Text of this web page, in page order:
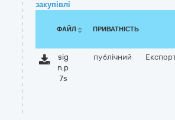
закупівлі
ФАЙЛ ПРИВАТНІСТЬ
sig
n.p
7s
публічний